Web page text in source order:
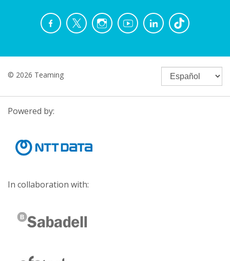
© 2026 Teaming
Powered by:
In collaboration with: